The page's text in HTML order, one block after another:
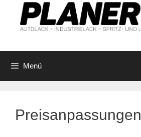
Menü
Preisanpassungen